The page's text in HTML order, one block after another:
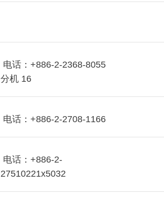
电话：+886-2-2368-8055
分机 16
电话：+886-2-2708-1166
电话：+886-2-
27510221x5032